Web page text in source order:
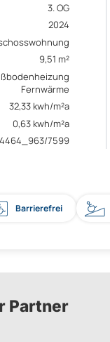
3. OG
2024
9,51 m²
Fernwärme
32,33 kwh/m²a
0,63 kwh/m²a
7599
Barrierefrei
Partner